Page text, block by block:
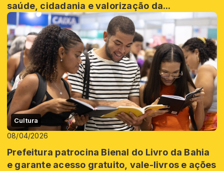
saúde, cidadania e valorização da...
Cultura
08/04/2026
Prefeitura patrocina Bienal do Livro da Bahia
e garante acesso gratuito, vale-livros e ações